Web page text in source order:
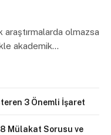
olmazsa
akademik…
3 Önemli İşaret
Mülakat Sorusu ve